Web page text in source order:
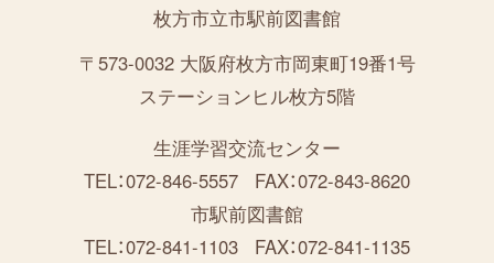
枚方市立市駅前図書館
〒573-0032 大阪府枚方市岡東町19番1号
ステーションヒル枚方5階
生涯学習交流センター
TEL：072-846-5557
FAX：072-843-8620
市駅前図書館
TEL：072-841-1103
FAX：072-841-1135